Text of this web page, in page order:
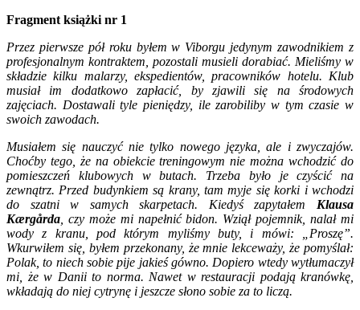
Fragment książki nr 1
Przez pierwsze pół roku byłem w Viborgu jedynym zawodnikiem z
profesjonalnym kontraktem, pozostali musieli dorabiać. Mieliśmy w
składzie kilku malarzy, ekspedientów, pracowników hotelu. Klub
musiał im dodatkowo zapłacić, by zjawili się na środowych
zajęciach. Dostawali tyle pieniędzy, ile zarobiliby w tym czasie w
swoich zawodach.
Musiałem się nauczyć nie tylko nowego języka, ale i zwyczajów.
Choćby tego, że na obiekcie treningowym nie można wchodzić do
pomieszczeń klubowych w butach. Trzeba było je czyścić na
zewnątrz. Przed budynkiem są krany, tam myje się korki i wchodzi
do szatni w samych skarpetach. Kiedyś zapytałem Klausa
Kærgårda , czy może mi napełnić bidon. Wziął pojemnik, nalał mi
wody z kranu, pod którym myliśmy buty, i mówi: „Proszę”.
Wkurwiłem się, byłem przekonany, że mnie lekceważy, że pomyślał:
Polak, to niech sobie pije jakieś gówno. Dopiero wtedy wytłumaczył
mi, że w Danii to norma. Nawet w restauracji podają kranówkę,
wkładają do niej cytrynę i jeszcze słono sobie za to liczą.